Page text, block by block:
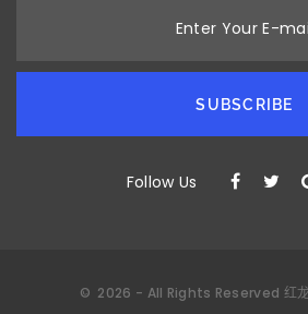
Enter Your E-
SUBSCRIBE
Follow Us
© 2026 - All Rights Reserved 红